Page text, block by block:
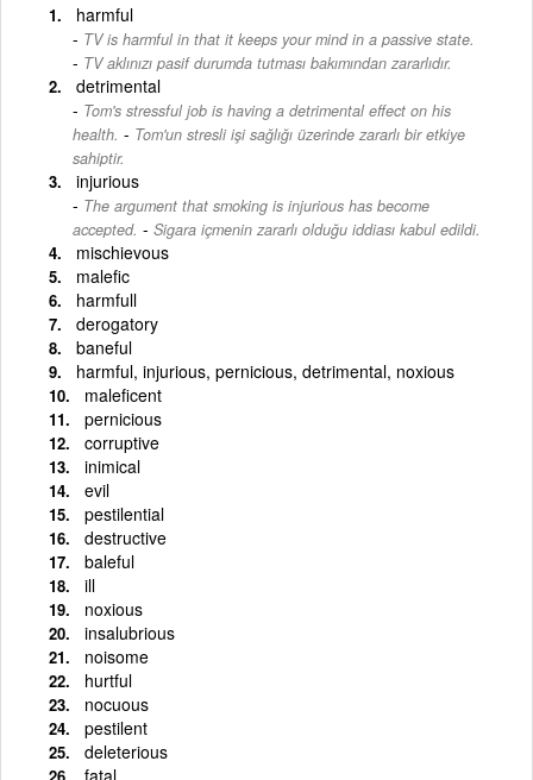
harmful
TV is harmful in that it keeps your mind in a passive state.
- TV aklınızı pasif durumda tutması bakımından zararlıdır.
detrimental
Tom's stressful job is having a detrimental effect on his
health. - Tom'un stresli işi sağlığı üzerinde zararlı bir etkiye
sahiptir.
injurious
The argument that smoking is injurious has become
accepted. - Sigara içmenin zararlı olduğu iddiası kabul edildi.
mischievous
malefic
harmfull
derogatory
baneful
harmful, injurious, pernicious, detrimental, noxious
maleficent
pernicious
corruptive
inimical
evil
pestilential
destructive
baleful
ill
noxious
insalubrious
noisome
hurtful
nocuous
pestilent
deleterious
fatal